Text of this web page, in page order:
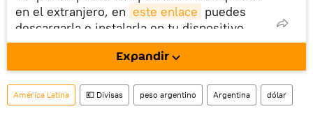
en el extranjero, en este enlace puedes
descargarla e instalarla en tu dispositivo
móvil (¡solo para Android!).
También tenemos una cuenta en la red
social rusa VK .
Expandir
América Latina 💶 Divisas peso argentino Argentina dólar